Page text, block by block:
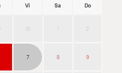
Vi Sa Do
31 1 2
7 8 9